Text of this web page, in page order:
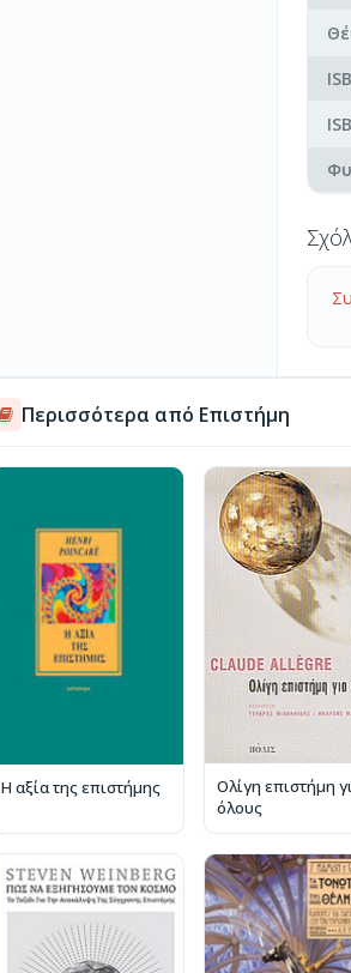
Περισσότερα από Επιστήμη
Η αξία της επιστήμης
Ολίγη επιστήμη
όλους